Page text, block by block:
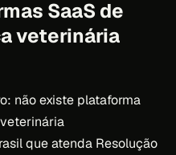
SaaS de
veterinária
não existe plataforma
que atenda Resolução